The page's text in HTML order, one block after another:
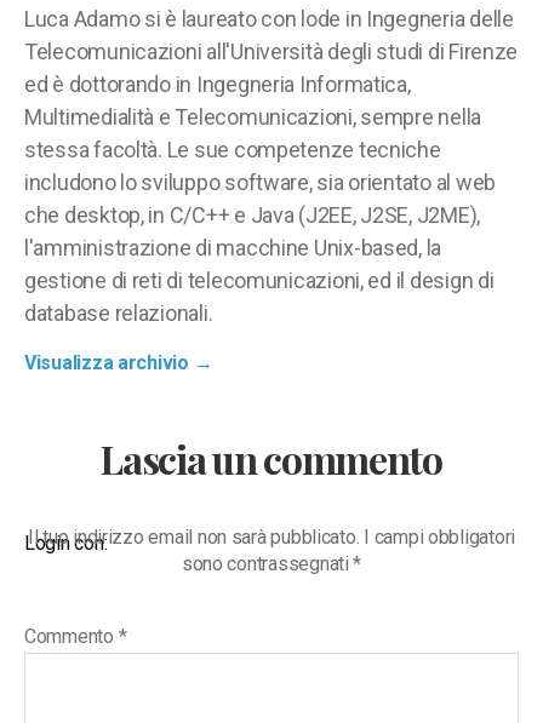
Luca Adamo si è laureato con lode in Ingegneria delle
Telecomunicazioni all'Università degli studi di Firenze
ed è dottorando in Ingegneria Informatica,
Multimedialità e Telecomunicazioni, sempre nella
stessa facoltà. Le sue competenze tecniche
includono lo sviluppo software, sia orientato al web
che desktop, in C/C++ e Java (J2EE, J2SE, J2ME),
l'amministrazione di macchine Unix-based, la
gestione di reti di telecomunicazioni, ed il design di
database relazionali.
Visualizza archivio →
Lascia un commento
Login con:
Il tuo indirizzo email non sarà pubblicato. I campi obbligatori
sono contrassegnati*
Commento *